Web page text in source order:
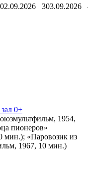
02.09.2026 303.09.2026
0+
1954,
пионеров»
мин.); «Паровозик из
1967, 10 мин.)